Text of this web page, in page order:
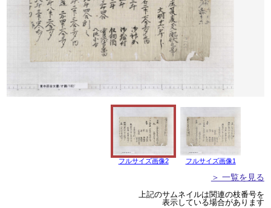
フルサイズ画像2 フルサイズ画像1
＞ 一覧を見る
上記のサムネイルは関連の枝番号を
表示している場合があります